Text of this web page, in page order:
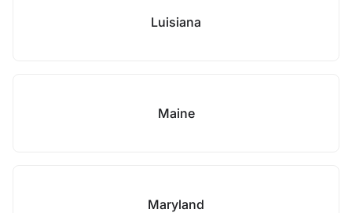
Luisiana
Maine
Maryland